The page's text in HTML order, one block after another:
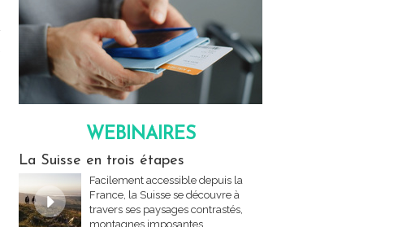
WEBINAIRES
La Suisse en trois étapes
Facilement accessible depuis la
France, la Suisse se découvre à
travers ses paysages contrastés,
montagnes imposantes,...